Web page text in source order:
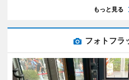
もっと見る
フォトフラ